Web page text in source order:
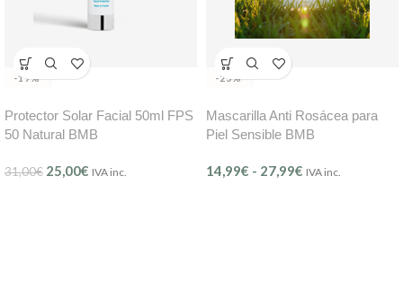
-19%
Protector Solar Facial 50ml FPS
50 Natural BMB
31,00€ 25,00€ IVA inc.
-25%
Mascarilla Anti Rosácea para
Piel Sensible BMB
14,99€ - 27,99€ IVA inc.